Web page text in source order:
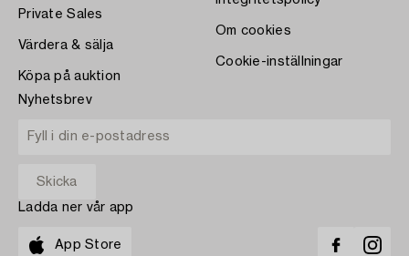
Private Sales
Värdera & sälja
Köpa på auktion
Om cookies
Cookie-inställningar
Nyhetsbrev
Ladda ner vår app
App Store